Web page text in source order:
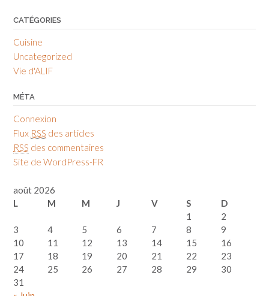
CATÉGORIES
Cuisine
Uncategorized
Vie d'ALIF
MÉTA
Connexion
Flux RSS des articles
RSS des commentaires
Site de WordPress-FR
août 2026
L
M M J V S D
1
2
3
4 5 6 7 8
9
10
11 12 13 14 15
16
17
18 19 20 21 22
23
24
25 26 27 28 29
30
31